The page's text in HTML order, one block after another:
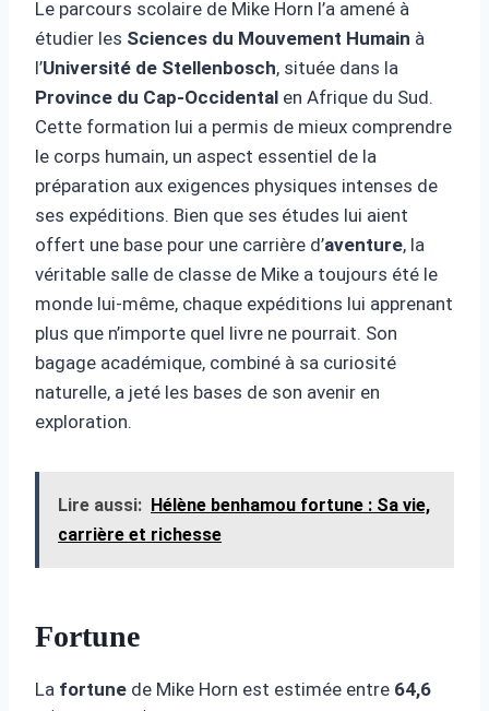
Le parcours scolaire de Mike Horn l’a amené à
étudier les Sciences du Mouvement Humain à
l’Université de Stellenbosch, située dans la
Province du Cap-Occidental en Afrique du Sud.
Cette formation lui a permis de mieux comprendre
le corps humain, un aspect essentiel de la
préparation aux exigences physiques intenses de
ses expéditions. Bien que ses études lui aient
offert une base pour une carrière d’aventure, la
véritable salle de classe de Mike a toujours été le
monde lui-même, chaque expéditions lui apprenant
plus que n’importe quel livre ne pourrait. Son
bagage académique, combiné à sa curiosité
naturelle, a jeté les bases de son avenir en
exploration.
Lire aussi: Hélène benhamou fortune : Sa vie,
carrière et richesse
Fortune
La fortune de Mike Horn est estimée entre 64,6